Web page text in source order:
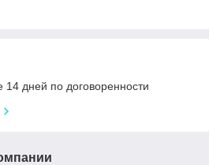
14 дней по договоренности